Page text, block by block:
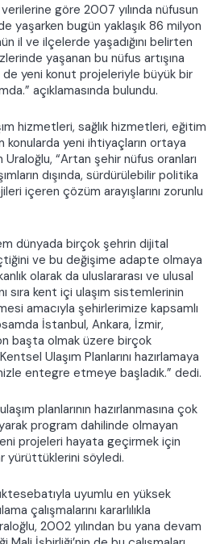
göre 2007 yılında nüfusun
yaşarken bugün yaklaşık 86 milyon
il ve ilçelerde yaşadığını belirten
yaşanan bu nüfus artışına
yeni konut projeleriyle büyük bir
açıklamasında bulundu.
hizmetleri, sağlık hizmetleri, eğitim
yeni ihtiyaçların ortaya
Uraloğlu, “Artan şehir nüfus oranları
dışında, sürdürülebilir politika
içeren çözüm arayışlarını zorunlu
dünyada birçok şehrin dijital
ve bu değişime adapte olmaya
olarak da uluslararası ve ulusal
sıra kent içi ulaşım sistemlerinin
amacıyla şehirlerimize kapsamlı
İstanbul, Ankara, İzmir,
başta olmak üzere birçok
Ulaşım Planlarını hazırlamaya
entegre etmeye başladık.” dedi.
planlarının hazırlanmasına çok
program dahilinde olmayan
projeleri hayata geçirmek için
yürüttüklerini söyledi.
uyumlu en yüksek
çalışmalarını kararlılıkla
2002 yılından bu yana devam